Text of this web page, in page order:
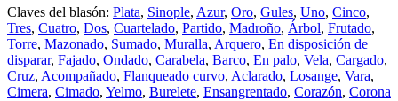
Claves del blasón: Plata, Sinople, Azur, Oro, Gules, Uno, Cinco,
Tres, Cuatro, Dos, Cuartelado, Partido, Madroño, Árbol, Frutado,
Torre, Mazonado, Sumado, Muralla, Arquero, En disposición de
disparar, Fajado, Ondado, Carabela, Barco, En palo, Vela, Cargado,
Cruz, Acompañado, Flanqueado curvo, Aclarado, Losange, Vara,
Cimera, Cimado, Yelmo, Burelete, Ensangrentado, Corazón, Corona